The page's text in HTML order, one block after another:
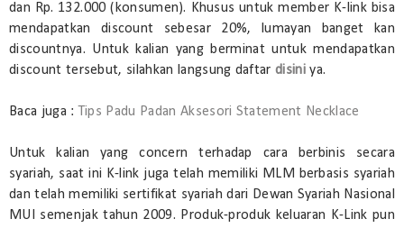
dan Rp. 132.000 (konsumen). Khusus untuk member K-link bisa
mendapatkan discount sebesar 20%, lumayan banget kan
discountnya. Untuk kalian yang berminat untuk mendapatkan
discount tersebut, silahkan langsung daftardisini ya.
Baca juga : Tips Padu Padan Aksesori Statement Necklace
Untuk kalian yang concern terhadap cara berbinis secara
syariah, saat ini K-link juga telah memiliki MLM berbasis syariah
dan telah memiliki sertifikat syariah dari Dewan Syariah Nasional
MUI semenjak tahun 2009. Produk-produk keluaran K-Link pun